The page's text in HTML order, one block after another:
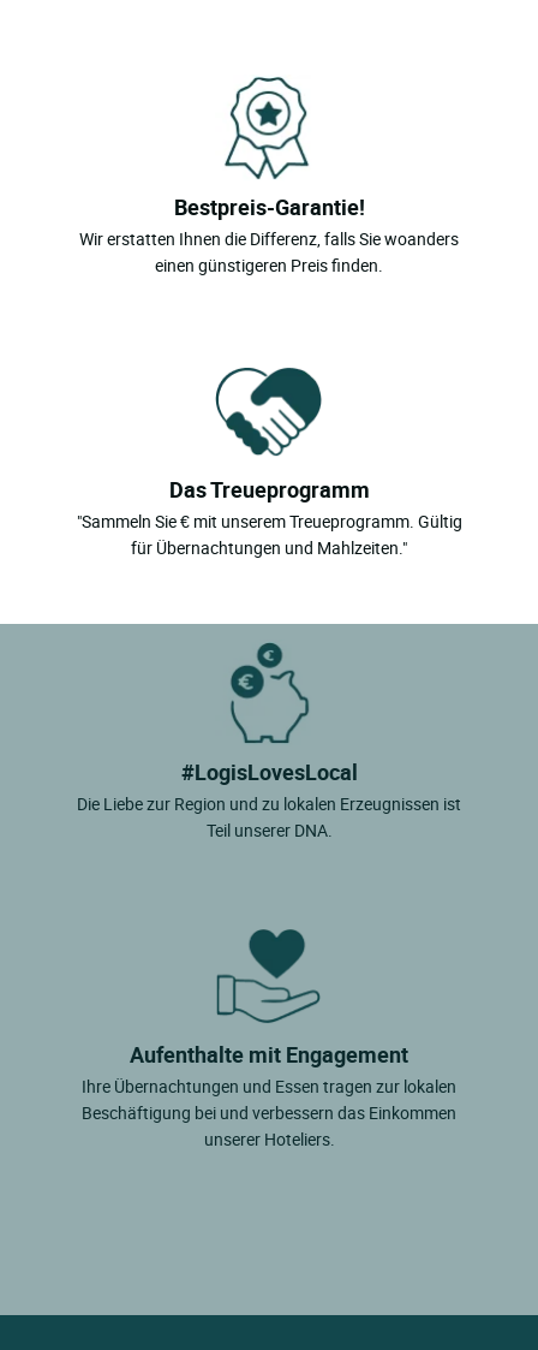
Bestpreis-Garantie!
Wir erstatten Ihnen die Differenz, falls Sie woanders
einen günstigeren Preis finden.
Das Treueprogramm
"Sammeln Sie € mit unserem Treueprogramm. Gültig
für Übernachtungen und Mahlzeiten."
#LogisLovesLocal
Die Liebe zur Region und zu lokalen Erzeugnissen ist
Teil unserer DNA.
Aufenthalte mit Engagement
Ihre Übernachtungen und Essen tragen zur lokalen
Beschäftigung bei und verbessern das Einkommen
unserer Hoteliers.